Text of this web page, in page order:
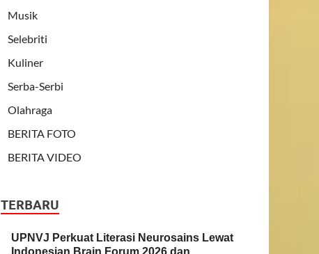
Musik
Selebriti
Kuliner
Serba-Serbi
Olahraga
BERITA FOTO
BERITA VIDEO
TERBARU
UPNVJ Perkuat Literasi Neurosains Lewat
Indonesian Brain Forum 2026 dan